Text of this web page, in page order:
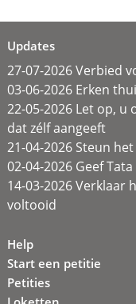
Updates
27-07-2026 Verbied
03-06-2026 Erken
22-05-2026 Let op, u
dat zélf aangeeft
21-04-2026 Steun
02-04-2026 Geef
14-03-2026 Verklaar
voltooid
Help
Start een petitie
Petities